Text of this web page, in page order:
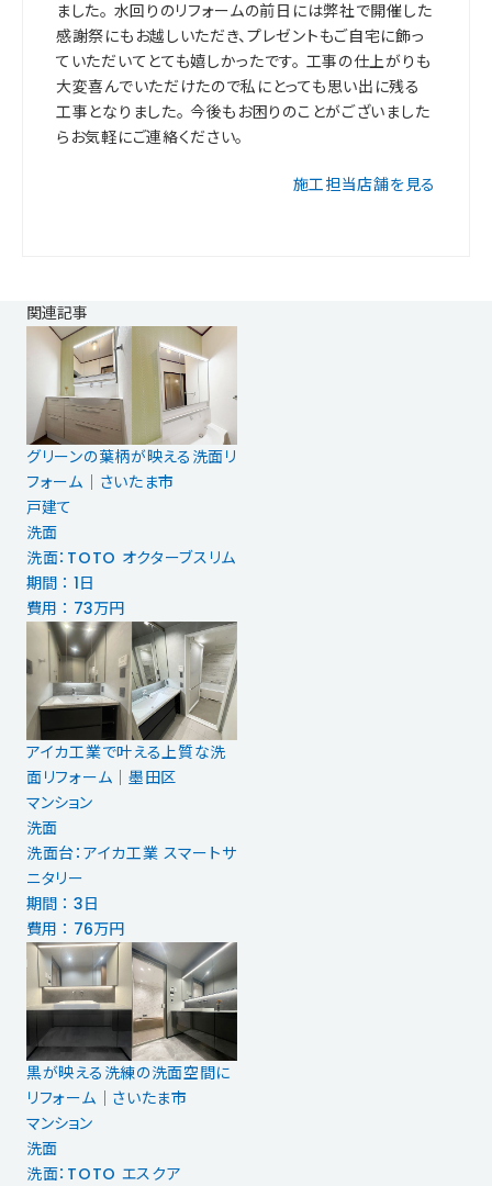
ました。 水回りのリフォームの前日には弊社で開催した
感謝祭にもお越しいただき、プレゼントもご自宅に飾っ
ていただいてとても嬉しかったです。 工事の仕上がりも
大変喜んでいただけたので私にとっても思い出に残る
工事となりました。 今後もお困りのことがございました
らお気軽にご連絡ください。
施工担当店舗を見る
関連記事
グリーンの葉柄が映える洗面リ
フォーム｜さいたま市
戸建て
洗面
洗面：TOTO オクターブスリム
期間 ： 1日
費用 ： 73万円
アイカ工業で叶える上質な洗
面リフォーム｜墨田区
マンション
洗面
洗面台：アイカ工業 スマートサ
ニタリー
期間 ： 3日
費用 ： 76万円
黒が映える洗練の洗面空間に
リフォーム｜さいたま市
マンション
洗面
洗面：TOTO エスクア